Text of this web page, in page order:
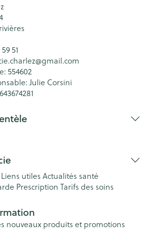
51
gmail.com
554602
Julie Corsini
Liens utiles Actualités santé
Prescription Tarifs des soins
nouveaux produits et promotions